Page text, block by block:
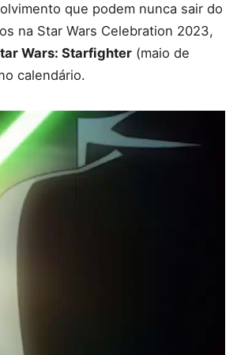
que podem nunca sair do
na Star Wars Celebration 2023,
Wars: Starfighter (maio de
calendário.